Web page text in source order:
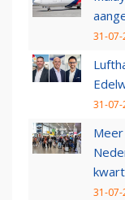
31-07-
31-07-
31-07-